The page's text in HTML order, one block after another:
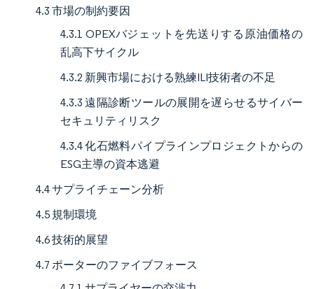
4.3 市場の制約要因
4.3.1 OPEXバジェットを先送りする原油価格の
乱高下サイクル
4.3.2 新興市場における熟練ILI技術者の不足
4.3.3 遠隔診断ツールの展開を遅らせるサイバー
セキュリティリスク
4.3.4 化石燃料パイプラインプロジェクトからの
ESG主導の資本逃避
4.4 サプライチェーン分析
4.5 規制環境
4.6 技術的展望
4.7 ポーターのファイブフォース